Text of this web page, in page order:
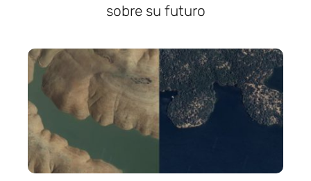
sobre su futuro